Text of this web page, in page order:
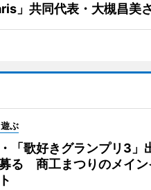
」共同代表・大槻昌美
ぶ
「歌好きグランプリ3」
る 商工まつりのメイン